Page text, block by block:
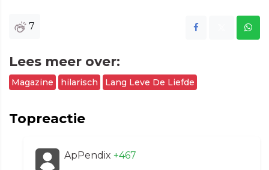
7
Lees meer over:
Magazine hilarisch Lang Leve De Liefde
Topreactie
ApPendix +467